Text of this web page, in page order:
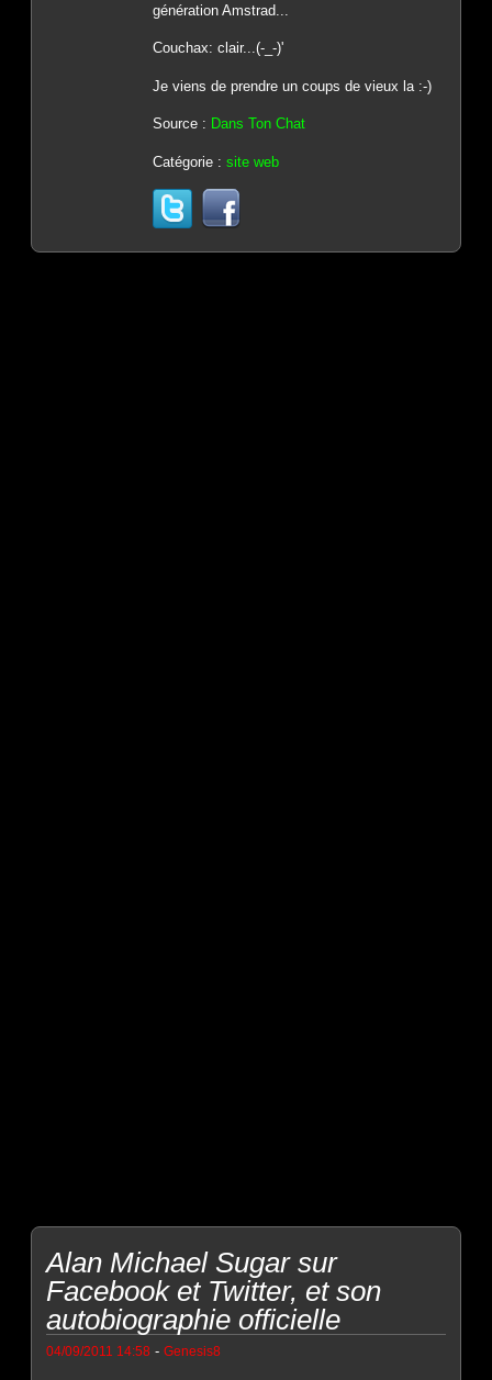
génération Amstrad...
Couchax: clair...(-_-)'
Je viens de prendre un coups de vieux la :-)
Source : Dans Ton Chat
Catégorie : site web
Alan Michael Sugar sur
Facebook et Twitter, et son
autobiographie officielle
04/09/2011 14:58 -Genesis8